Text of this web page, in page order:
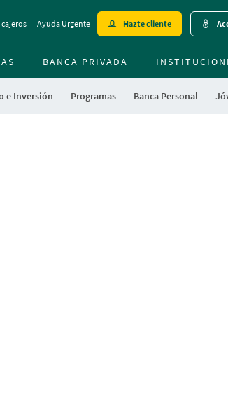
to
contentt
Ayuda Urgente Hazte cliente
e Inversión Programas Banca Personal
BANCA PRIVADA